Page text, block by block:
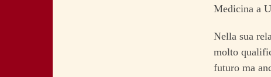
Medicina a
Nella sua
molto
futuro ma